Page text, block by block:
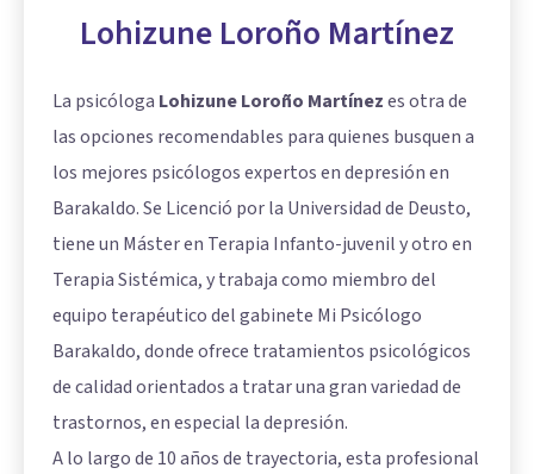
Lohizune Loroño Martínez
La psicóloga Lohizune Loroño Martínezes otra de
las opciones recomendables para quienes busquen a
los mejores psicólogos expertos en depresión en
Barakaldo. Se Licenció por la Universidad de Deusto,
tiene un Máster en Terapia Infanto-juvenil y otro en
Terapia Sistémica, y trabaja como miembro del
equipo terapéutico del gabinete Mi Psicólogo
Barakaldo, donde ofrece tratamientos psicológicos
de calidad orientados a tratar una gran variedad de
trastornos, en especial la depresión.
A lo largo de 10 años de trayectoria, esta profesional